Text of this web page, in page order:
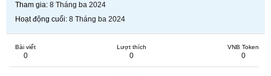
Tham gia 8 Tháng ba 2024
Hoạt động cuối 8 Tháng ba 2024
Bài viết
0
Lượt thích
0
VNB Token
0